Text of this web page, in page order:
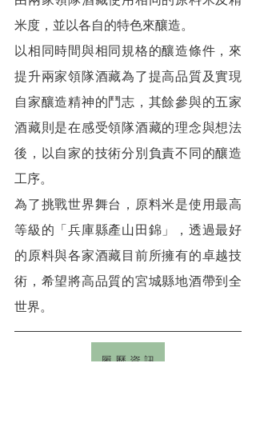
米度，並以各自的特色來釀造。
以相同時間與相同規格的釀造條件，來
提升兩家領隊酒藏為了提高品質及實現
自家釀造精神的鬥志，其餘參與的五家
酒藏則是在感受領隊酒藏的理念與想法
後，以自家的技術分別負責不同的釀造
工序。
為了挑戰世界舞台，原料米是使用最高
等級的「兵庫縣產山田錦」，透過最好
的原料與各家酒藏目前所擁有的卓越技
術，希望將高品質的宮城縣地酒帶到全
世界。
履 歷 資 訊